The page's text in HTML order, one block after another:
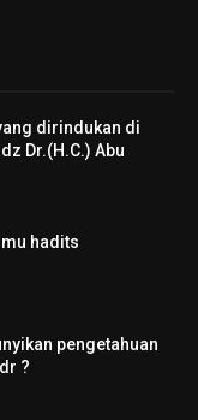
dirindukan di
Dr.(H.C.) Abu
hadits
pengetahuan
?